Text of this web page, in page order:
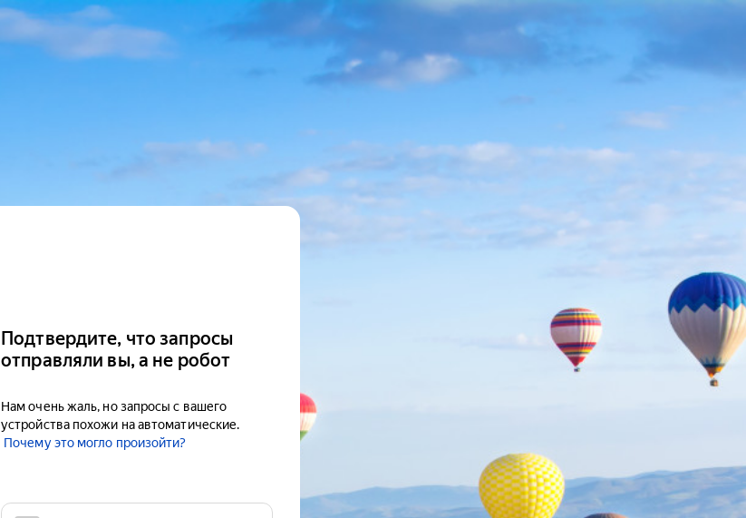
Подтвердите, что запросы
отправляли вы, а не робот
Нам очень жаль, но запросы с вашего
устройства похожи на автоматические.
Почему это могло произойти?